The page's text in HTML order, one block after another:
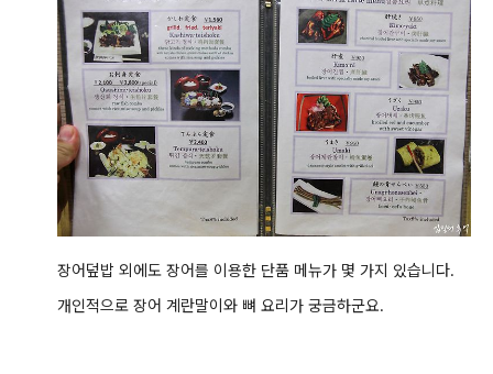
장어덮밥 외에도 장어를 이용한 단품 메뉴가 몇 가지 있습니다.
개인적으로 장어 계란말이와 뼈 요리가 궁금하군요.